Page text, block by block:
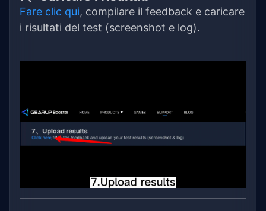
Fare clic qui, compilare il feedback e caricare
i risultati del test (screenshot e log).